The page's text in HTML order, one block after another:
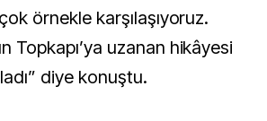
örnekle karşılaşıyoruz.
Topkapı’ya uzanan hikâyesi
diye konuştu.